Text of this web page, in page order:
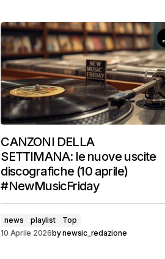
CANZONI DELLA
SETTIMANA: le nuove uscite
discografiche (10 aprile)
#NewMusicFriday
news playlist
Top
10 Aprile 2026bynewsic_redazione